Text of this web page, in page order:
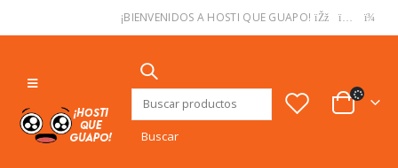
¡BIENVENIDOS A HOSTI QUE GUAPO!
Buscar: